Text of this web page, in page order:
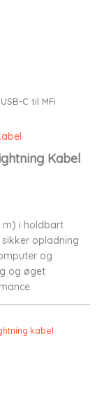
C til MFi
Kabel
m) i holdbart
opladning
og
og øget
kabel